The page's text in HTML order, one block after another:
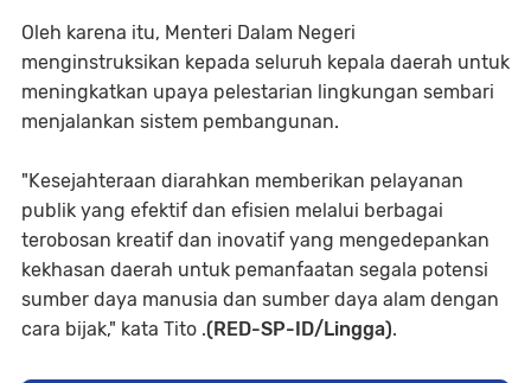
Oleh karena itu, Menteri Dalam Negeri
menginstruksikan kepada seluruh kepala daerah untuk
meningkatkan upaya pelestarian lingkungan sembari
menjalankan sistem pembangunan.
"Kesejahteraan diarahkan memberikan pelayanan
publik yang efektif dan efisien melalui berbagai
terobosan kreatif dan inovatif yang mengedepankan
kekhasan daerah untuk pemanfaatan segala potensi
sumber daya manusia dan sumber daya alam dengan
cara bijak," kata Tito .(RED-SP-ID/Lingga).